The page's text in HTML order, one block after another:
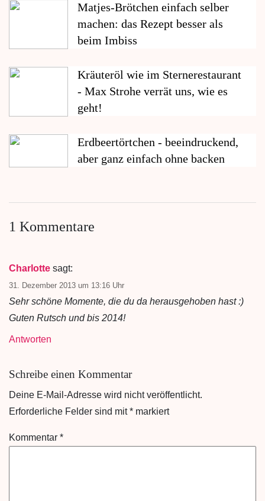
Matjes-Brötchen einfach selber
machen: das Rezept besser als
beim Imbiss
Kräuteröl wie im Sternerestaurant
- Max Strohe verrät uns, wie es
geht!
Erdbeertörtchen - beeindruckend,
aber ganz einfach ohne backen
1 Kommentare
Charlotte sagt:
31. Dezember 2013 um 13:16 Uhr
Sehr schöne Momente, die du da herausgehoben hast :)
Guten Rutsch und bis 2014!
Antworten
Schreibe einen Kommentar
Deine E-Mail-Adresse wird nicht veröffentlicht.
Erforderliche Felder sind mit* markiert
Kommentar *